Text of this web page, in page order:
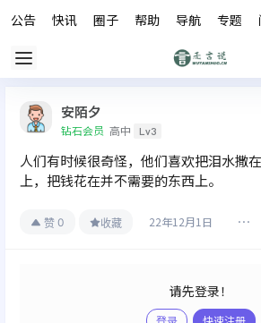
公告 快讯 圈子 帮助 导航 专题
安陌夕
钻石会员 高中 Lv3
人们有时候很奇怪，他们喜欢把泪水撒
上，把钱花在并不需要的东西上。
赞 0 收藏 22年12月1日
请先登录！